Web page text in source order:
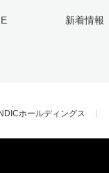
新着情報
ホールディングス